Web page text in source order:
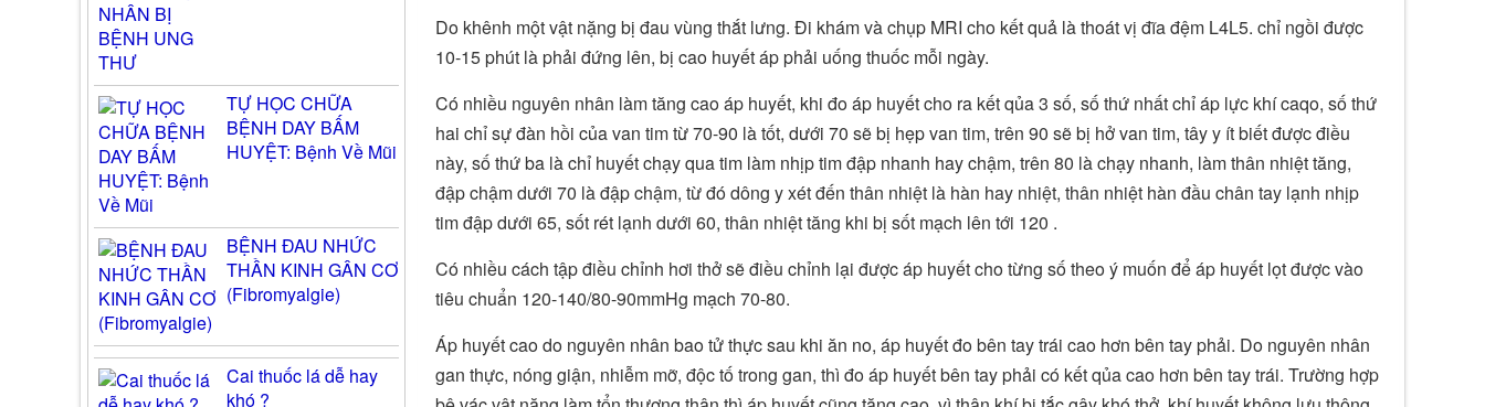
Do khênh một vật nặng bị đau vùng thắt lưng. Đi khám và chụp MRI cho kết quả là thoát vị đĩa đệm L4L5. chỉ ngồi được
10-15 phút là phải đứng lên, bị cao huyết áp phải uống thuốc mỗi ngày.
Có nhiều nguyên nhân làm tăng cao áp huyết, khi đo áp huyết cho ra kết qủa 3 số, số thứ nhất chỉ áp lực khí caqo, số thứ
hai chỉ sự đàn hồi của van tim từ 70-90 là tốt, dưới 70 sẽ bị hẹp van tim, trên 90 sẽ bị hở van tim, tây y ít biết được điều
này, số thứ ba là chỉ huyết chạy qua tim làm nhịp tim đập nhanh hay chậm, trên 80 là chạy nhanh, làm thân nhiệt tăng,
đập chậm dưới 70 là đập chậm, từ đó dông y xét đến thân nhiệt là hàn hay nhiệt, thân nhiệt hàn đầu chân tay lạnh nhịp
tim đập dưới 65, sốt rét lạnh dưới 60, thân nhiệt tăng khi bị sốt mạch lên tới 120 .
Có nhiều cách tập điều chỉnh hơi thở sẽ điều chỉnh lại được áp huyết cho từng số theo ý muốn để áp huyết lọt được vào
tiêu chuẩn 120-140/80-90mmHg mạch 70-80.
Áp huyết cao do nguyên nhân bao tử thực sau khi ăn no, áp huyết đo bên tay trái cao hơn bên tay phải. Do nguyên nhân
gan thực, nóng giận, nhiễm mỡ, độc tố trong gan, thì đo áp huyết bên tay phải có kết qủa cao hơn bên tay trái. Trường hợp
TỰ HỌC CHỮA
BỆNH DAY BẤM
HUYỆT: Bệnh Về Mũi
BỆNH ĐAU NHỨC
THẦN KINH GÂN CƠ
(Fibromyalgie)
Cai thuốc lá dễ hay
khó ?